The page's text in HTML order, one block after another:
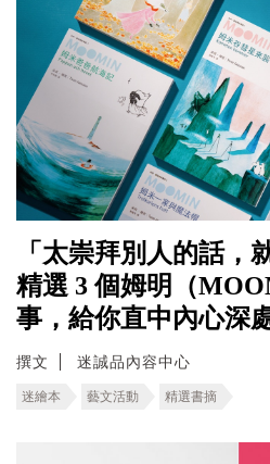
「太崇拜別人的話，
精選 3 個姆明（
事，給你直中內心深
撰文 迷誠品內容中心
迷繪本 藝文活動 精選書摘